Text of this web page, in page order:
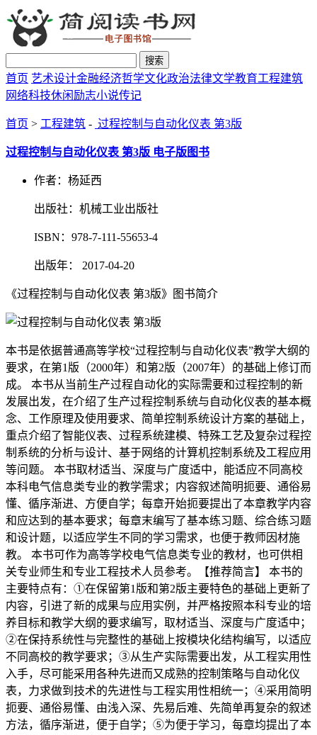
搜索
首页 艺术设计金融经济哲学文化政治法律文学教育工程建筑
网络科技休闲励志小说传记
首页 > 工程建筑 - 过程控制与自动化仪表 第3版
过程控制与自动化仪表 第3版 电子版图书
作者：杨延西
出版社：机械工业出版社
ISBN：978-7-111-55653-4
出版年： 2017-04-20
《过程控制与自动化仪表 第3版》图书简介
本书是依据普通高等学校“过程控制与自动化仪表”教学大纲的
要求，在第1版（2000年）和第2版（2007年）的基础上修订而
成。 本书从当前生产过程自动化的实际需要和过程控制的新
发展出发，在介绍了生产过程控制系统与自动化仪表的基本概
念、工作原理及使用要求、简单控制系统设计方案的基础上，
重点介绍了智能仪表、过程系统建模、特殊工艺及复杂过程控
制系统的分析与设计、基于网络的计算机控制系统及工程应用
等问题。 本书取材适当、深度与广度适中，能适应不同高校
本科电气信息类专业的教学需求；内容叙述简明扼要、通俗易
懂、循序渐进、方便自学；每章开始扼要提出了本章教学内容
和应达到的基本要求；每章末编写了基本练习题、综合练习题
和设计题，以适应学生不同的学习需求，也便于教师因材施
教。 本书可作为高等学校电气信息类专业的教材，也可供相
关专业师生和专业工程技术人员参考。【推荐简言】 本书的
主要特点有：①在保留第1版和第2版主要特色的基础上更新了
内容，引进了新的成果与应用实例，并严格按照本科专业的培
养目标和教学大纲的要求编写，取材适当、深度与广度适中；
②在保持系统性与完整性的基础上按模块化结构编写，以适应
不同高校的教学要求；③从生产实际需要出发，从工程实用性
入手，尽可能采用各种先进而又成熟的控制策略与自动化仪
表，力求做到技术的先进性与工程实用性相统一；④采用简明
扼要、通俗易懂、由浅入深、先易后难、先简单再复杂的叙述
方法，循序渐进，便于自学；⑤为便于学习，每章均提出了本